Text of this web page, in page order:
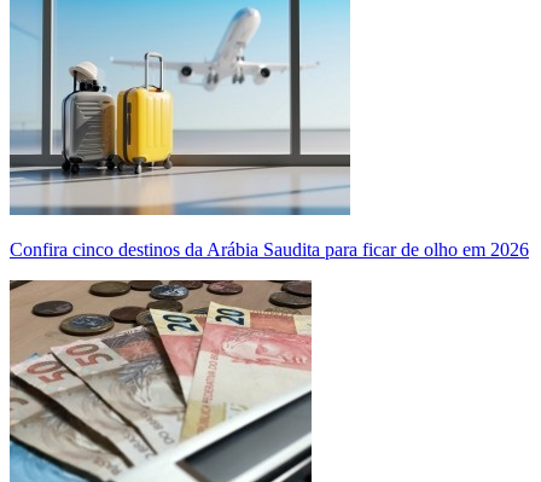
Confira cinco destinos da Arábia Saudita para ficar de olho em 2026